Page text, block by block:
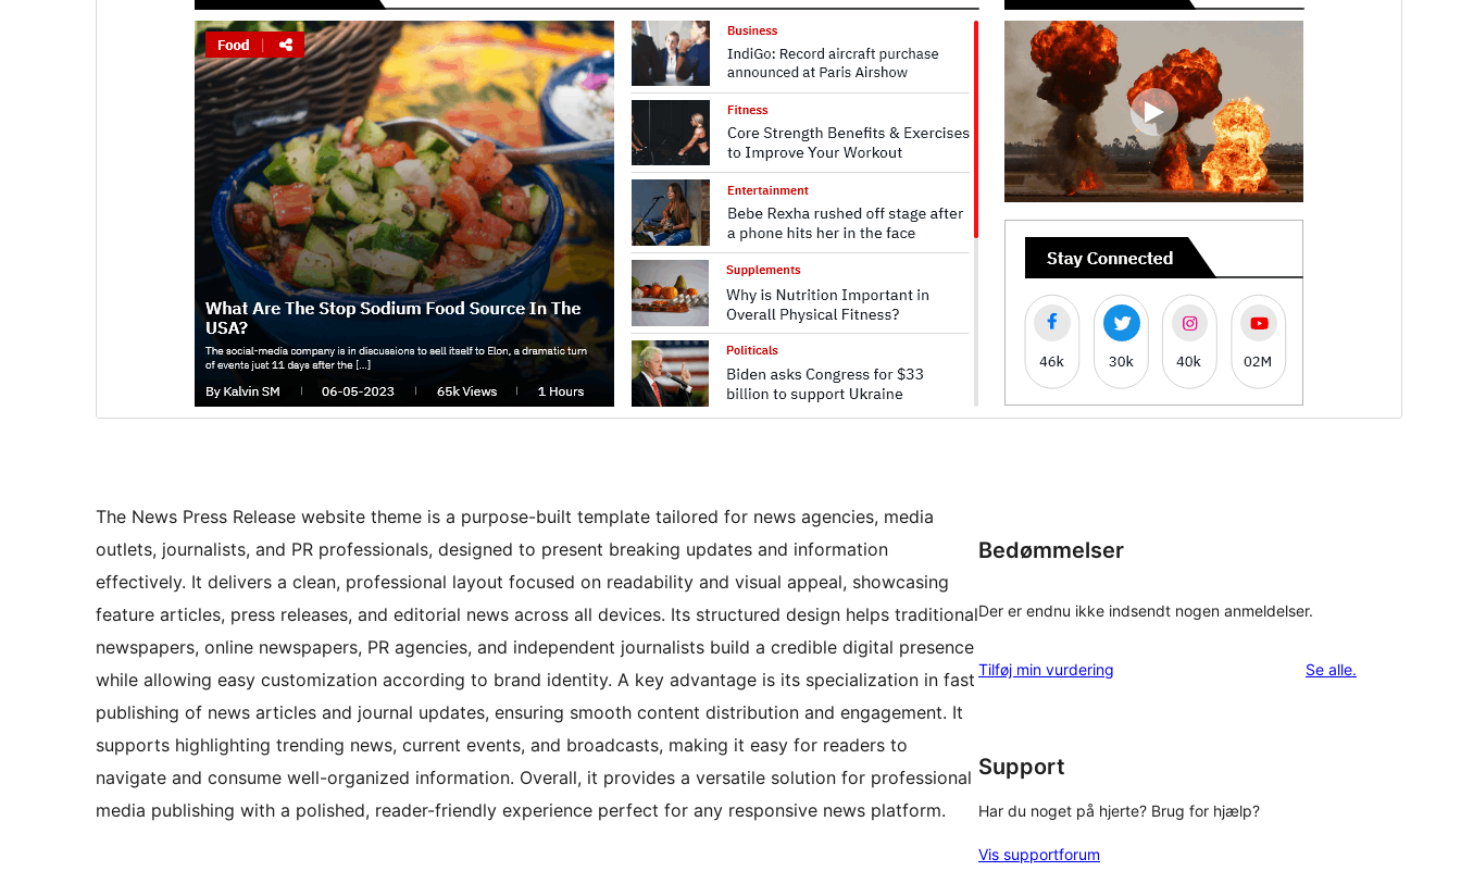
The News Press Release website theme is a purpose-built template tailored for news agencies, media
outlets, journalists, and PR professionals, designed to present breaking updates and information
effectively. It delivers a clean, professional layout focused on readability and visual appeal, showcasing
feature articles, press releases, and editorial news across all devices. Its structured design helps traditional
newspapers, online newspapers, PR agencies, and independent journalists build a credible digital presence
while allowing easy customization according to brand identity. A key advantage is its specialization in fast
publishing of news articles and journal updates, ensuring smooth content distribution and engagement. It
supports highlighting trending news, current events, and broadcasts, making it easy for readers to
navigate and consume well-organized information. Overall, it provides a versatile solution for professional
media publishing with a polished, reader-friendly experience perfect for any responsive news platform.
Bedømmelser
Der er endnu ikke indsendt nogen anmeldelser.
Tilføj min vurdering Se alleanmeldelser
.
Support
Har du noget på hjerte? Brug for hjælp?
Vis supportforum